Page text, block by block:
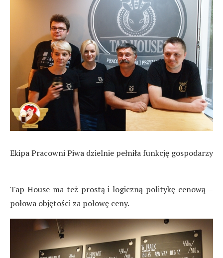
Ekipa Pracowni Piwa dzielnie pełniła funkcję gospodarzy
Tap House ma też prostą i logiczną politykę cenową –
połowa objętości za połowę ceny.